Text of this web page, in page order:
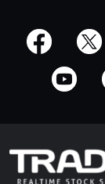
offizielle Social